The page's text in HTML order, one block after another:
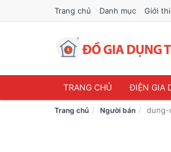
Trang chủ Danh mục Giới
TRANG CHỦ ĐIỆN GIA
Trang chủ Người bán dung-